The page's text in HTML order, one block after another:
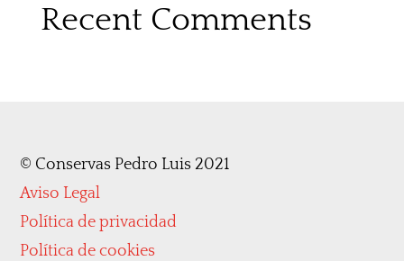
Recent Comments
© Conservas Pedro Luis 2021
Aviso Legal
Política de privacidad
Política de cookies